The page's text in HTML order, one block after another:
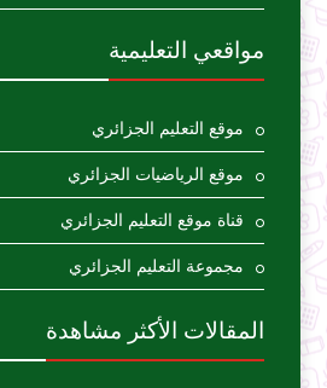
مواقعي التعليمية
موقع التعليم الجزائري
موقع الرياضيات الجزائري
قناة موقع التعليم الجزائري
مجموعة التعليم الجزائري
المقالات الأكثر مشاهدة